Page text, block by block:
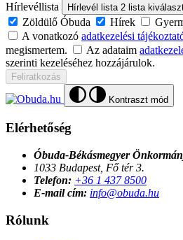
Hírlevéllista
Hírlevél lista 2 lista
Zöldülő Óbuda Hírek
A vonatkozó adatkezelési
megismertem.
Az adataim
szerinti kezeléséhez hozzájárulok.
Feliratkozás
Kontraszt mód
Elérhetőség
Óbuda-Békásmegyer
1033 Budapest, Fő tér 3.
Telefon: +36 1 437 8500
E-mail cím: info@obuda.hu
Rólunk